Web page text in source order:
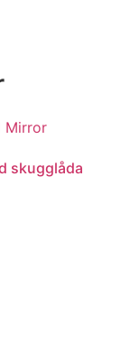
skugglåda